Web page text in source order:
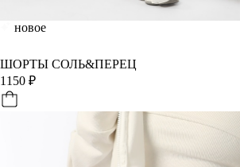
новое
ШОРТЫ СОЛЬ&ПЕРЕЦ
1150 ₽